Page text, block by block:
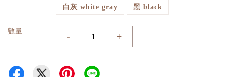
白灰 white gray 黑 black
數量
- +